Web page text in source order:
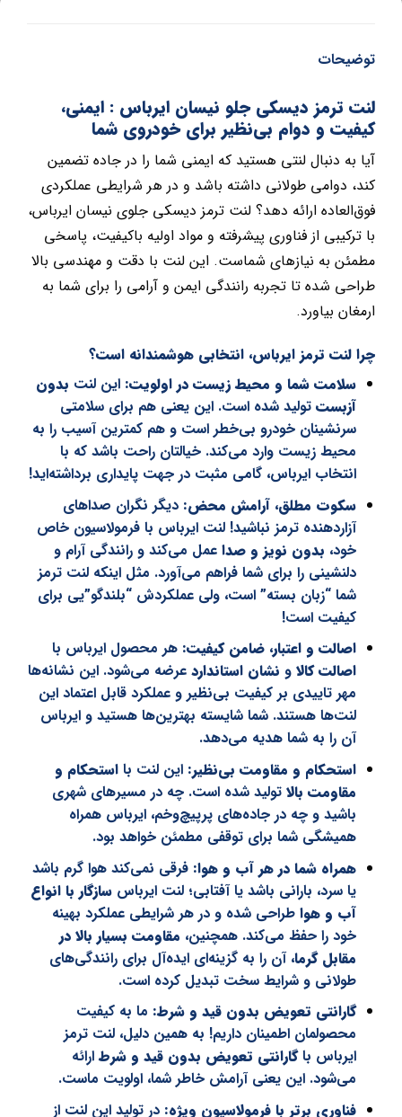
توضیحات
لنت ترمز دیسکی جلو نیسان ایرباس : ایمنی،
کیفیت و دوام بی‌نظیر برای خودروی شما
آیا به دنبال لنتی هستید که ایمنی شما را در جاده تضمین
کند، دوامی طولانی داشته باشد و در هر شرایطی عملکردی
فوق‌العاده ارائه دهد؟ لنت ترمز دیسکی جلوی نیسان ایرباس،
با ترکیبی از فناوری پیشرفته و مواد اولیه باکیفیت، پاسخی
مطمئن به نیازهای شماست. این لنت با دقت و مهندسی بالا
طراحی شده تا تجربه رانندگی ایمن و آرامی را برای شما به
ارمغان بیاورد.
چرا لنت ترمز ایرباس، انتخابی هوشمندانه است؟
سلامت شما و محیط زیست در اولویت:این لنتبدون
آزبستتولید شده است. این یعنی هم برای سلامتی
سرنشینان خودرو بی‌خطر است و هم کمترین آسیب را به
محیط زیست وارد می‌کند. خیالتان راحت باشد که با
انتخاب ایرباس، گامی مثبت در جهت پایداری برداشته‌اید!
سکوت مطلق، آرامش محض:دیگر نگران صداهای
آزاردهنده ترمز نباشید! لنت ایرباس با فرمولاسیون خاص
خود،بدون نویز و صداعمل می‌کند و رانندگی آرام و
دلنشینی را برای شما فراهم می‌آورد. مثل اینکه لنت ترمز
شما “زبان بسته” است، ولی عملکردش “بلندگو”یی برای
کیفیت است!
اصالت و اعتبار، ضامن کیفیت:هر محصول ایرباس با
اصالت کالاو نشان استانداردعرضه می‌شود. این نشانه‌ها
مهر تاییدی بر کیفیت بی‌نظیر و عملکرد قابل اعتماد این
لنت‌ها هستند. شما شایسته بهترین‌ها هستید و ایرباس
آن را به شما هدیه می‌دهد.
استحکام و مقاومت بی‌نظیر:این لنت با استحکام و
مقاومت بالاتولید شده است. چه در مسیرهای شهری
باشید و چه در جاده‌های پرپیچ‌وخم، ایرباس همراه
همیشگی شما برای توقفی مطمئن خواهد بود.
همراه شما در هر آب و هوا:فرقی نمی‌کند هوا گرم باشد
یا سرد، بارانی باشد یا آفتابی؛ لنت ایرباسسازگار با انواع
آب و هواطراحی شده و در هر شرایطی عملکرد بهینه
خود را حفظ می‌کند. همچنین،مقاومت بسیار بالا در
مقابل گرما، آن را به گزینه‌ای ایده‌آل برای رانندگی‌های
طولانی و شرایط سخت تبدیل کرده است.
گارانتی تعویض بدون قید و شرط:ما به کیفیت
محصولمان اطمینان داریم! به همین دلیل، لنت ترمز
ایرباس با گارانتی تعویض بدون قید و شرطارائه
می‌شود. این یعنی آرامش خاطر شما، اولویت ماست.
فناوری برتر با فرمولاسیون ویژه:در تولید این لنت از